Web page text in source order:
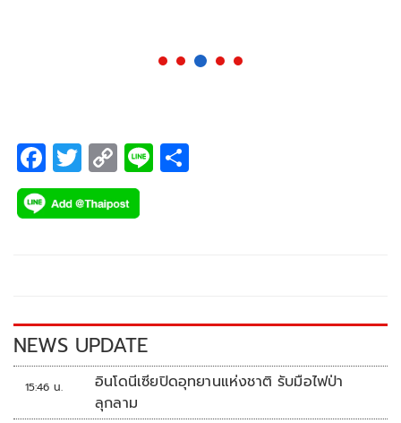
F
ac
e
k
T
wi
tt
C
o
p
k
Li
NEWS UPDATE
15:46 น.
อินโดนีเซียปิดอุทยานแห่งชาติ รับมือไฟป่า
ลุกลาม